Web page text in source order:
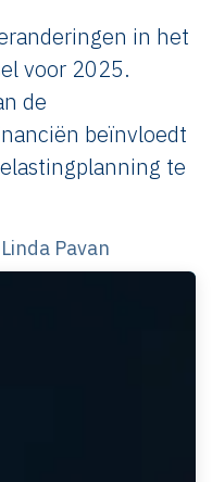
in het
voor 2025.
de
beïnvloedt
te
Linda Pavan